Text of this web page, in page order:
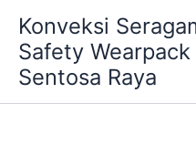
content
Konveksi
Safety
Sentosa Raya